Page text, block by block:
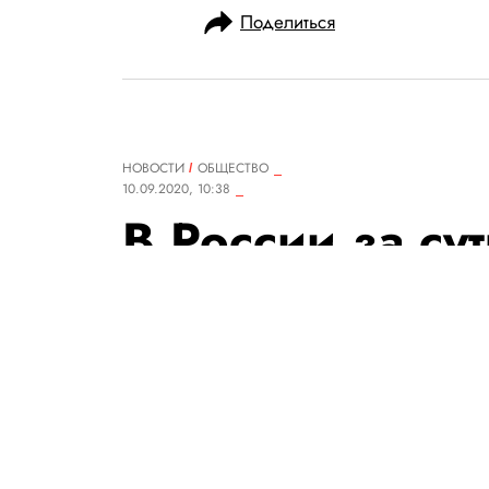
Поделиться
НОВОСТИ
ОБЩЕСТВО
10.09.2020, 10:38
В России за